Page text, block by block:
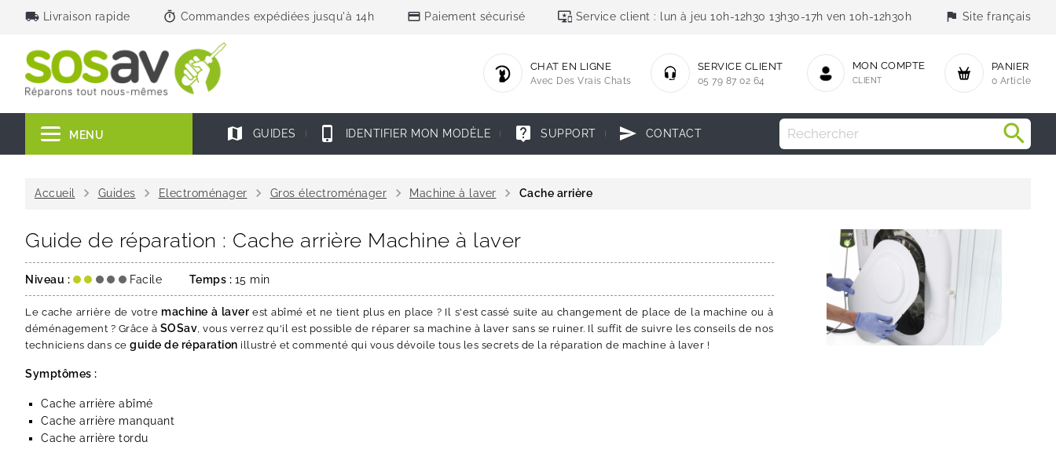
local_shipping Livraison rapide timer Commandes expédiées jusqu'à 14h credit_card Paiement sécurisé important_devices Service client : lun à jeu 10h-12h30 13h30-17h ven 10h-12h30h flag Site français
PANIER
0 Article
MON COMPTE
CLIENT
SERVICE CLIENT
05 79 87 02 64
CHAT EN LIGNE
Avec Des Vrais Chats
MENU map GUIDES phone_iphone IDENTIFIER MON MODÈLE live_help SUPPORT send CONTACT
Accueil chevron_right Guides chevron_right Electroménager chevron_right Gros électroménager chevron_right Machine à laver chevron_right Cache arrière
Guide de réparation : Cache arrière Machine à laver
Niveau : Facile Temps : 15 min
Le cache arrière de votre machine à laver est abîmé et ne tient plus en place ? Il s'est cassé suite au changement de place de la machine ou à
déménagement ? Grâce à SOSav, vous verrez qu'il est possible de réparer sa machine à laver sans se ruiner. Il suffit de suivre les conseils de nos
techniciens dans ce guide de réparation illustré et commenté qui vous dévoile tous les secrets de la réparation de machine à laver !
Symptômes :
Cache arrière abîmé
Cache arrière manquant
Cache arrière tordu